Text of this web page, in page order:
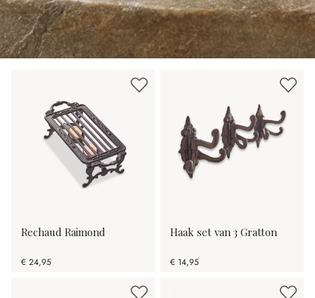
Rechaud Raimond
€ 24,95
Haak set van 3 Gratton
€ 14,95